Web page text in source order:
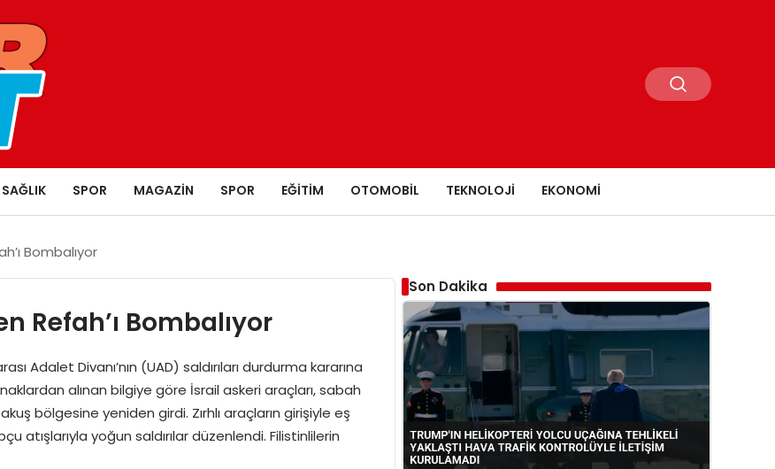
SAĞLIK SPOR MAGAZIN SPOR EĞITIM OTOMOBIL TEKNOLOJI EKONOMI
Bombalıyor
Refah’ı Bombalıyor
Adalet Divanı’nın (UAD) saldırıları durdurma kararına
alınan bilgiye göre İsrail askeri araçları, sabah
bölgesine yeniden girdi. Zırhlı araçların girişiyle eş
atışlarıyla yoğun saldırılar düzenlendi. Filistinlilerin
Son Dakika